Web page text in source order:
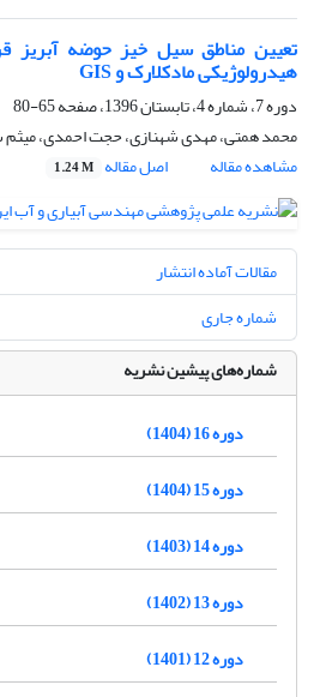
تعیین مناطق سیل خیز حوضه آبریز
هیدرولوژیکی مادکلارک و GIS
دوره 7، شماره 4، تابستان 1396، صفحه
65-80
محمد همتی، مهدی شهنازی، حجت احمدی، میثم
مشاهده مقاله
اصل مقاله 1.24 M
مقالات آماده انتشار
شماره جاری
شماره‌های پیشین نشریه
دوره 16 (1404)
دوره 15 (1404)
دوره 14 (1403)
دوره 13 (1402)
دوره 12 (1401)